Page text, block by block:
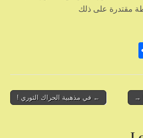
مقتدرة على ذلك
e
← في مذهبية الحراك الثوري ! →